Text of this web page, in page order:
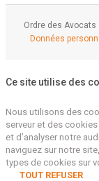
Ordre des Avocats
Données
Ce site utilise des
Nous utilisons des
serveur et des
et d’analyser notre
naviguez sur notre
types de cookies sur
TOUT REFUSER